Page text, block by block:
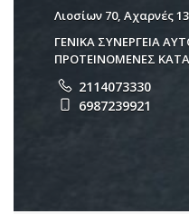
Λιοσίων 70, Αχαρνές
ΓΕΝΙΚΑ ΣΥΝΕΡΓΕΙΑ
ΠΡΟΤΕΙΝΟΜΕΝΕΣ
2114073330
6987239921